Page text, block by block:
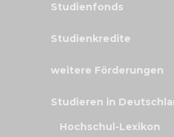
Studienfonds
Studienkredite
weitere Förderungen
Studieren in
Hochschul-Lexikon